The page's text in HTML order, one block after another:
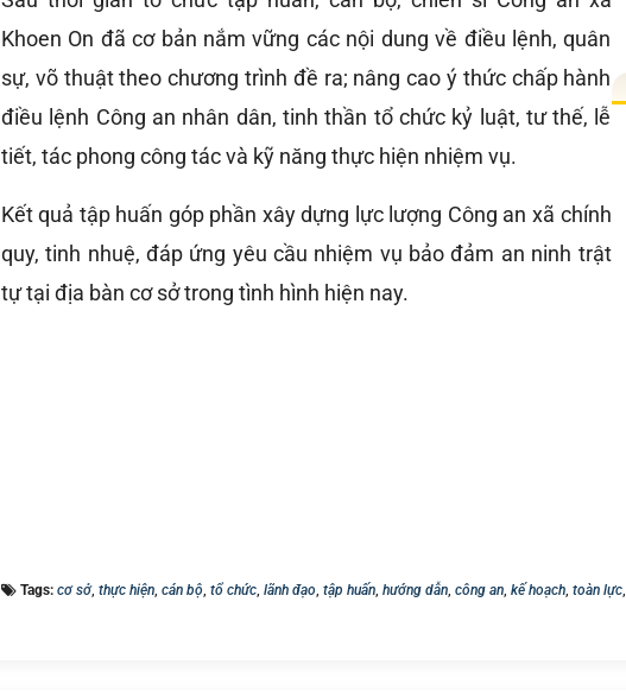
Khoen On đã cơ bản nắm vững các nội dung về điều lệnh, quân
sự, võ thuật theo chương trình đề ra; nâng cao ý thức chấp hành
điều lệnh Công an nhân dân, tinh thần tổ chức kỷ luật, tư thế, lễ
tiết, tác phong công tác và kỹ năng thực hiện nhiệm vụ.
Kết quả tập huấn góp phần xây dựng lực lượng Công an xã chính
quy, tinh nhuệ, đáp ứng yêu cầu nhiệm vụ bảo đảm an ninh trật
tự tại địa bàn cơ sở trong tình hình hiện nay.
Tags: cơ sở, thực hiện, cán bộ, tổ chức, lãnh đạo, tập huấn, hướng dẫn, công an, kế hoạch, toàn lực,